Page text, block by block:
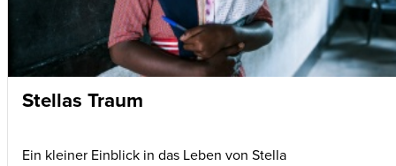
Stellas Traum
Ein kleiner Einblick in das Leben von Stella